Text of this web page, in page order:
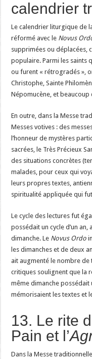
calendrier
Le calendrier liturgique de
réformé avec le Novus
supprimées ou déplacées,
populaire. Parmi les saints
ou furent « rétrogradés »,
Christophe, Sainte
Népomucène, et beaucoup
En outre, dans la Messe
Messes votives : des
l’honneur de mystères
sacrées, le Très Précieux
des situations concrètes
malades, pour ceux qui
leurs propres textes,
spiritualité appliquée qui
Le cycle des lectures fut
possédait un cycle d’un
dimanche. Le Novus Ordo
les dimanches et de deux
ait augmenté le nombre
critiques soulignent que la
même dimanche
mémorisaient les textes et
13. Le rite
Pain et l’
Dans la Messe